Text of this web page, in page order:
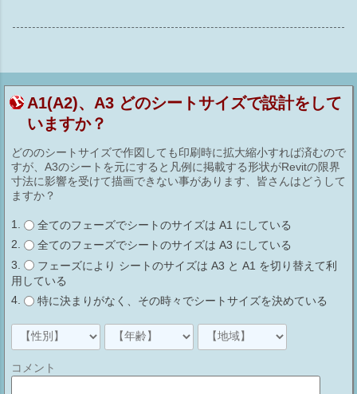
A1(A2)、A3 どのシートサイズで設計をして
いますか？
どののシートサイズで作図しても印刷時に拡大縮小すれば済むので
すが、A3のシートを元にすると凡例に掲載する形状がRevitの限界
寸法に影響を受けて描画できない事があります、皆さんはどうして
ますか？
全てのフェーズでシートのサイズは A1 にしている
全てのフェーズでシートのサイズは A3 にしている
フェーズにより シートのサイズは A3 と A1 を切り替えて利
用している
特に決まりがなく、その時々でシートサイズを決めている
コメント